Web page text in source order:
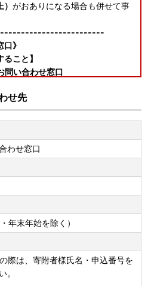
がおありになる場合も併せて事
》
こと】
い合わせ窓口
まして】
等については、土・日・祝を除
なります。
8月16日となっております。
は、8月17日からの配送日程と
場合がございます。予めご了承く
る返礼品、その他到着日指定が
を行います（3営業日以内出
日のあるもの/お中元対応返礼
せ先
わせ窓口
年末年始を除く）
際は、寄附者様氏名・申込番号を
。